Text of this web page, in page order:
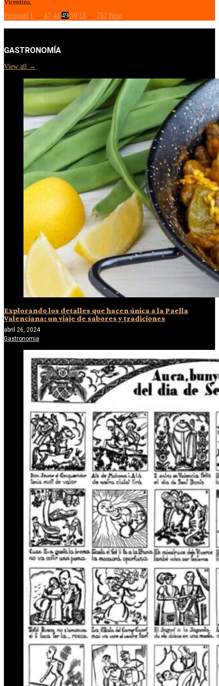
Vicentina,
Previous 1 … 47 48 49 50 51 … 757 Next
GASTRONOMÍA
View all →
Explorando los detalles que hacen única a la Paella
Valenciana: un viaje de sabores y tradiciones
abril 26, 2024
Gastronomia